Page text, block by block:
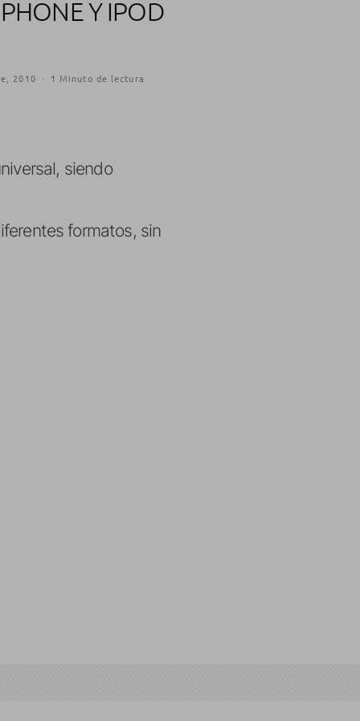
Y IPOD
2010 · 1 Minuto de lectura
siendo
formatos, sin